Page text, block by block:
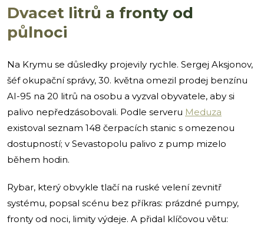
Dvacet litrů a fronty od
půlnoci
Na Krymu se důsledky projevily rychle. Sergej Aksjonov,
šéf okupační správy, 30. května omezil prodej benzínu
AI-95 na 20 litrů na osobu a vyzval obyvatele, aby si
palivo nepředzásobovali. Podle serveru Meduza
existoval seznam 148 čerpacích stanic s omezenou
dostupností; v Sevastopolu palivo z pump mizelo
během hodin.
Rybar, který obvykle tlačí na ruské velení zevnitř
systému, popsal scénu bez příkras: prázdné pumpy,
fronty od noci, limity výdeje. A přidal klíčovou větu: